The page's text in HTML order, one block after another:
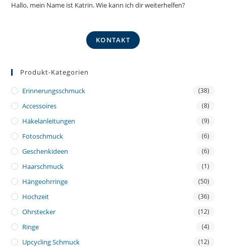
Hallo, mein Name ist Katrin. Wie kann ich dir weiterhelfen?
KONTAKT
Produkt-Kategorien
Erinnerungsschmuck (38)
Accessoires (8)
Häkelanleitungen (9)
Fotoschmuck (6)
Geschenkideen (6)
Haarschmuck (1)
Hängeohrringe (50)
Hochzeit (36)
Ohrstecker (12)
Ringe (4)
Upcycling Schmuck (12)